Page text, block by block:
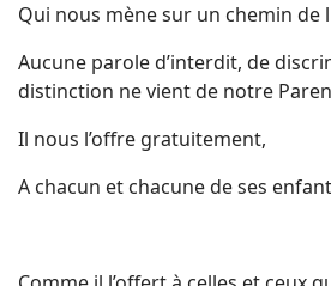
Qui nous mène sur un chemin de
Aucune parole d’interdit, de
distinction ne vient de notre
Il nous l’offre gratuitement,
A chacun et chacune de ses